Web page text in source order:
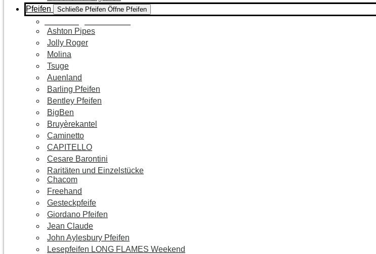
Pfeifen
Schließe Pfeifen Öffne Pfeifen
Ashton Pipes
Jolly Roger
Molina
Tsuge
Auenland
Barling Pfeifen
Bentley Pfeifen
BigBen
Bruyèrekantel
Caminetto
CAPITELLO
Cesare Barontini
Raritäten und Einzelstücke
Chacom
Freehand
Gesteckpfeife
Giordano Pfeifen
Jean Claude
John Aylesbury Pfeifen
Lesepfeifen LONG FLAMES Weekend